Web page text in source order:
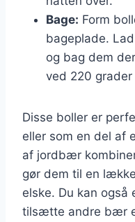
Bage: Form
bageplade.
og bag dem
ved 220
Disse boller er
eller som en del af
af jordbær
gør dem til en
elske. Du kan også
tilsætte andre bær